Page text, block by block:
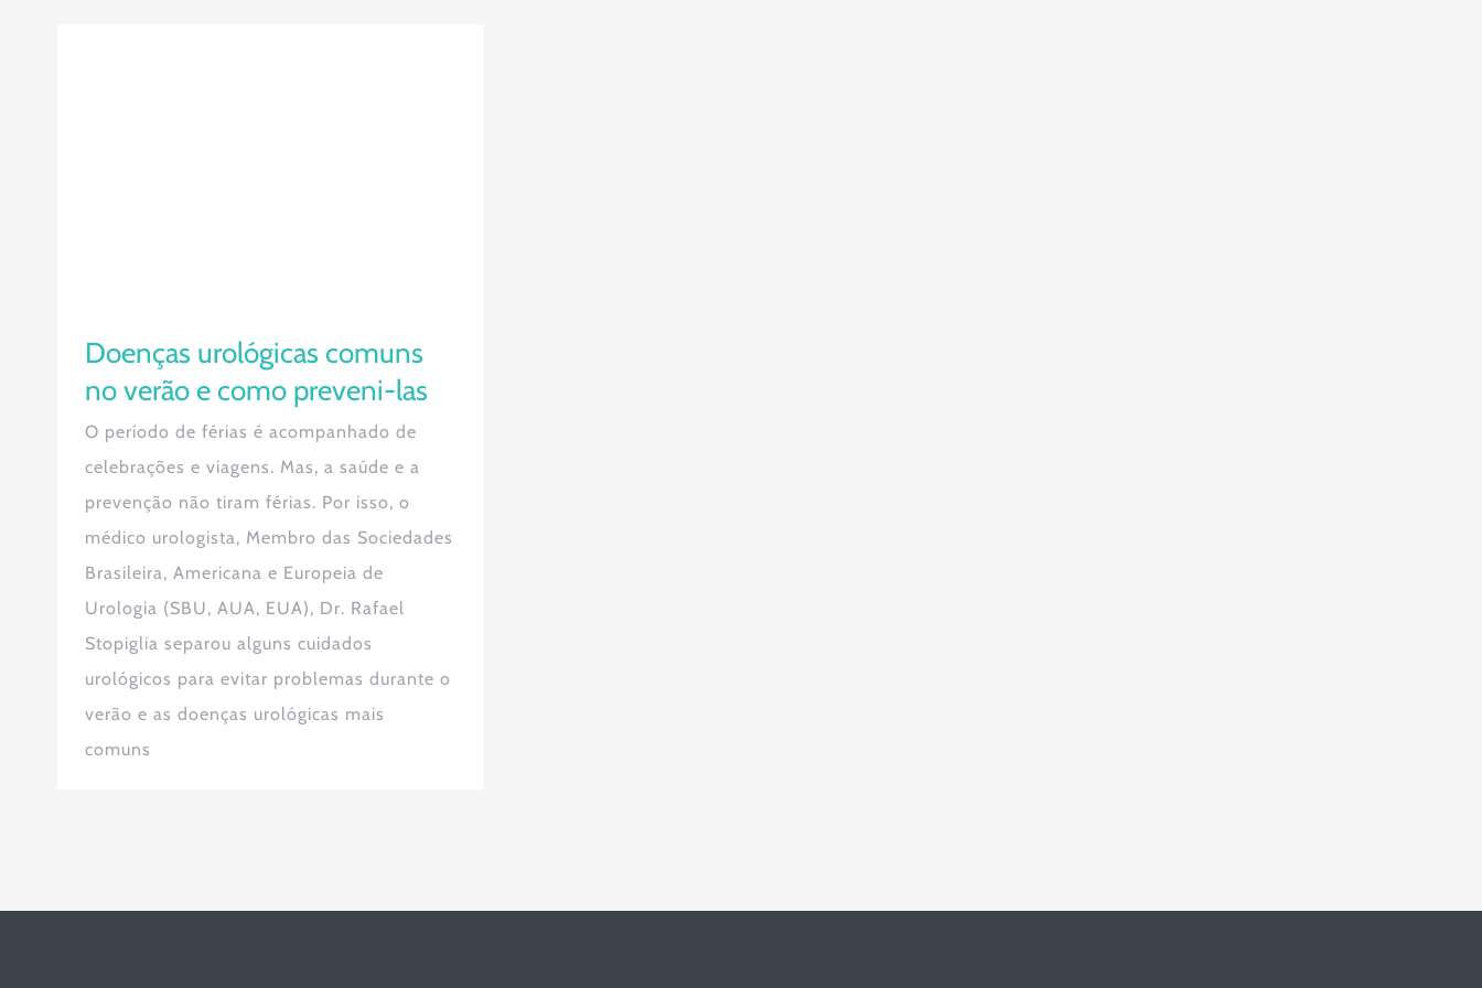
Doenças urológicas comuns
no verão e como preveni-las
O período de férias é acompanhado de
celebrações e viagens. Mas, a saúde e a
prevenção não tiram férias. Por isso, o
médico urologista, Membro das Sociedades
Brasileira, Americana e Europeia de
Urologia (SBU, AUA, EUA), Dr. Rafael
Stopiglia separou alguns cuidados
urológicos para evitar problemas durante o
verão e as doenças urológicas mais
comuns